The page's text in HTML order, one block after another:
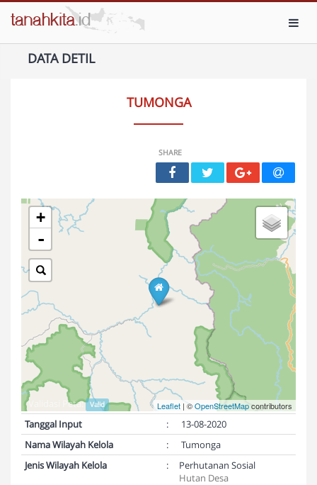
DATA DETIL
TUMONGA
SHARE
+
-
Leaflet | ©OpenStreetMapcontributors
Validasi Peta: Valid
Tanggal Input :
13-08-2020
Nama Wilayah Kelola
:
Tumonga
Jenis Wilayah Kelola
:
Perhutanan Sosial
Hutan Desa